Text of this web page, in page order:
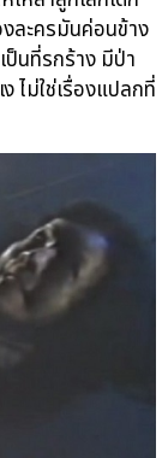
ละครมันค่อนข้าง
นที่รกร้าง มีป่า
ไม่ใช่เรื่องแปลกที่